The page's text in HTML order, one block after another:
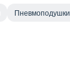
Пневмоподушки